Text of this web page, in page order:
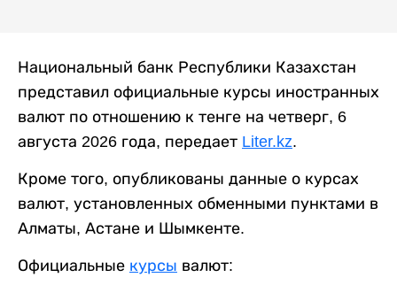
Национальный банк Республики Казахстан
представил официальные курсы иностранных
валют по отношению к тенге на четверг, 6
августа 2026 года, передает Liter.kz.
Кроме того, опубликованы данные о курсах
валют, установленных обменными пунктами в
Алматы, Астане и Шымкенте.
Официальные курсы валют: